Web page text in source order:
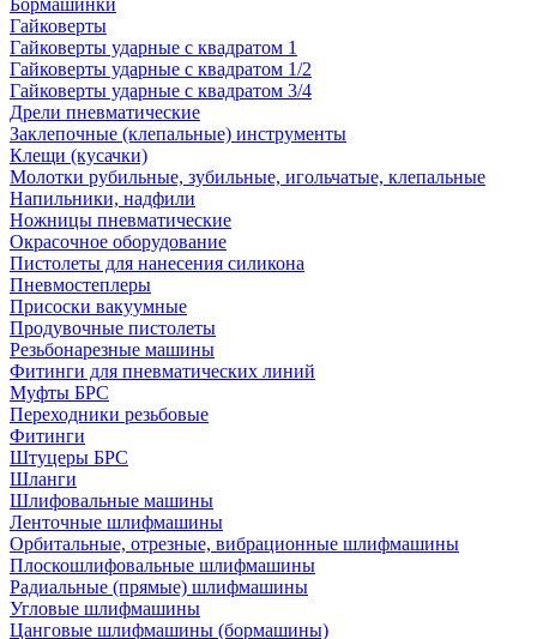
Бормашинки
Гайковерты
Гайковерты ударные с квадратом 1
Гайковерты ударные с квадратом 1/2
Гайковерты ударные с квадратом 3/4
Дрели пневматические
Заклепочные (клепальные) инструменты
Клещи (кусачки)
Молотки рубильные, зубильные, игольчатые, клепальные
Напильники, надфили
Ножницы пневматические
Окрасочное оборудование
Пистолеты для нанесения силикона
Пневмостеплеры
Присоски вакуумные
Продувочные пистолеты
Резьбонарезные машины
Фитинги для пневматических линий
Муфты БРС
Переходники резьбовые
Фитинги
Штуцеры БРС
Шланги
Шлифовальные машины
Ленточные шлифмашины
Орбитальные, отрезные, вибрационные шлифмашины
Плоскошлифовальные шлифмашины
Радиальные (прямые) шлифмашины
Угловые шлифмашины
Цанговые шлифмашины (бормашины)